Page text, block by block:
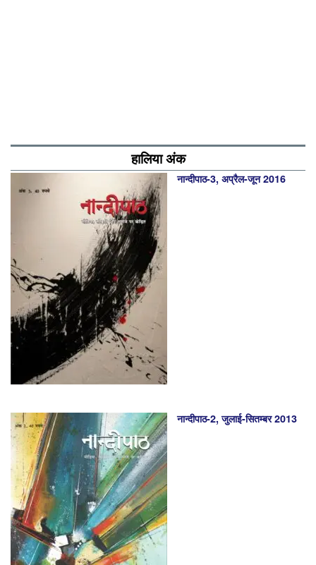
हालिया अंक
नान्‍दीपाठ-3, अप्रैल-जून 2016
नान्दीपाठ-2, जुलाई-सितम्बर 2013